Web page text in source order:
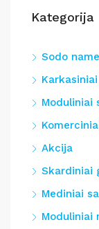
Kategorija
Sodo
Moduliniai
Akcija
Skardiniai
Mediniai
Moduliniai